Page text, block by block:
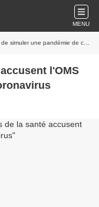
MENU
une pandémie de coronavirus
l'OMS